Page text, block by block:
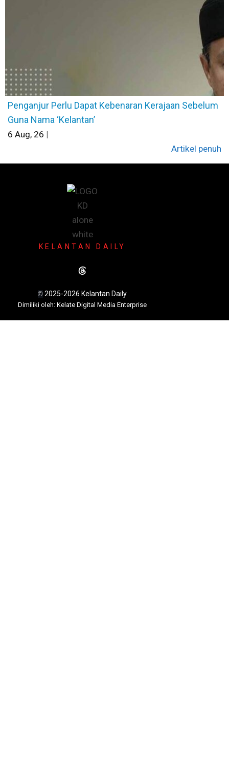
Penganjur Perlu Dapat Kebenaran Kerajaan Sebelum
Guna Nama ‘Kelantan’
6 Aug, 26 |
Artikel penuh
KELANTAN DAILY
© 2025-2026 Kelantan Daily
Dimiliki oleh: Kelate Digital Media Enterprise